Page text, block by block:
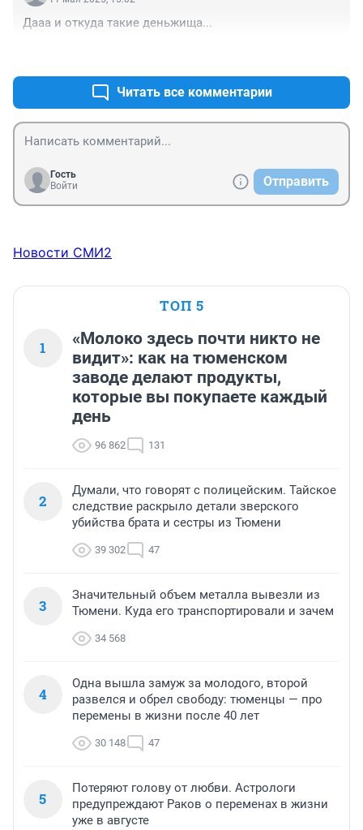
Дааа и откуда такие деньжища...
Читать все комментарии
Гость
Войти
Отправить
Новости СМИ2
ТОП 5
1
«Молоко здесь почти никто не
видит»: как на тюменском
заводе делают продукты,
которые вы покупаете каждый
день
96 862 131
2
Думали, что говорят с полицейским. Тайское
следствие раскрыло детали зверского
убийства брата и сестры из Тюмени
39 302 47
3
Значительный объем металла вывезли из
Тюмени. Куда его транспортировали и зачем
34 568
4
Одна вышла замуж за молодого, второй
развелся и обрел свободу: тюменцы — про
перемены в жизни после 40 лет
30 148 47
5
Потеряют голову от любви. Астрологи
предупреждают Раков о переменах в жизни
уже в августе